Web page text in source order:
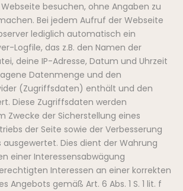
besuchen, ohne Angaben zu
Bei jedem Aufruf der Webseite
lediglich automatisch ein
Logfile, das z.B. den Namen der
deine IP-Adresse, Datum und Uhrzeit
Datenmenge und den
(Zugriffsdaten) enthält und den
Diese Zugriffsdaten werden
Zwecke der Sicherstellung eines
der Seite sowie der Verbesserung
ausgewertet. Dies dient der Wahrung
einer Interessensabwägung
Interessen an einer korrekten
Angebots gemäß Art. 6 Abs. 1 S. 1 lit. f